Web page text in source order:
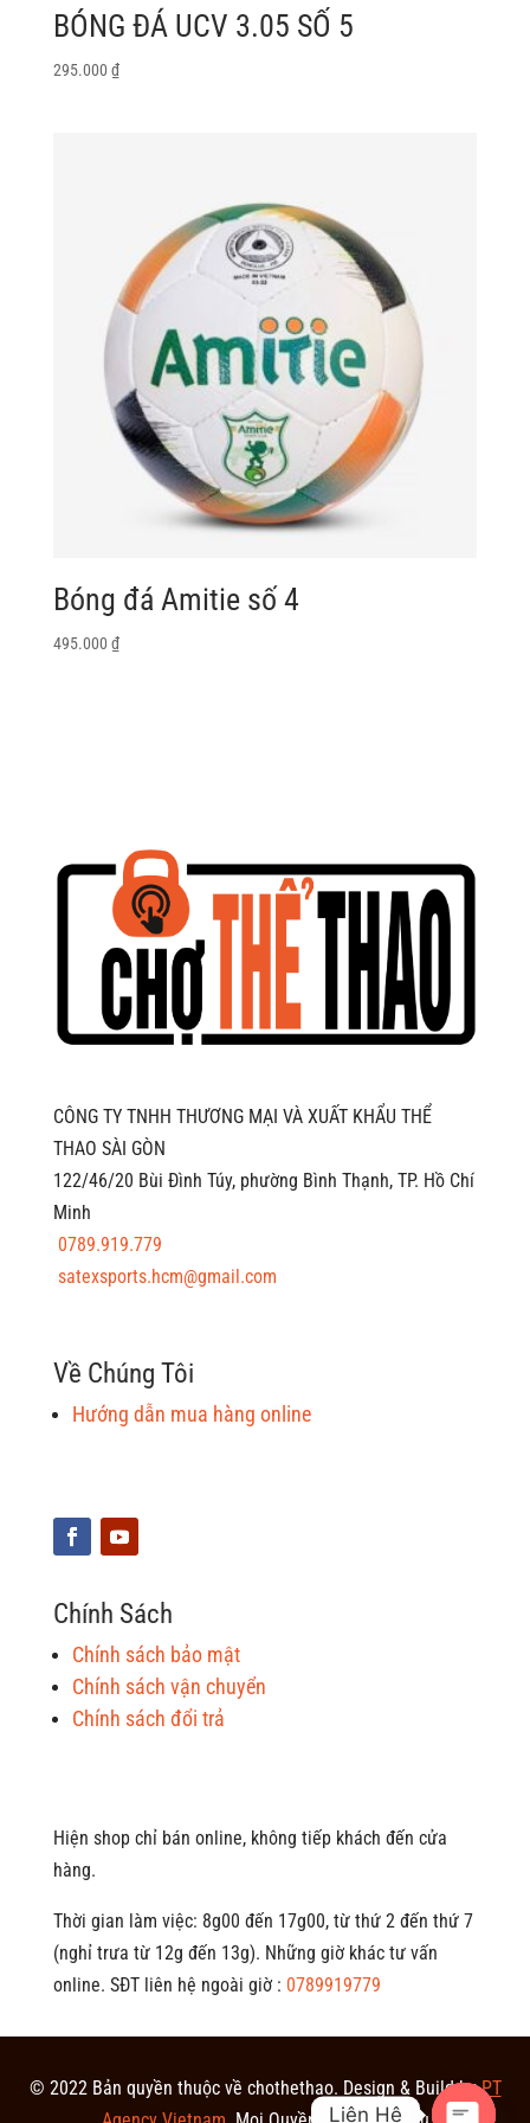
BÓNG ĐÁ UCV 3.05 SỐ 5
295.000 ₫
Bóng đá Amitie số 4
495.000 ₫
CÔNG TY TNHH THƯƠNG MẠI VÀ XUẤT KHẨU THỂ
THAO SÀI GÒN
122/46/20 Bùi Đình Túy, phường Bình Thạnh, TP. Hồ Chí
Minh
0789.919.779
satexsports.hcm@gmail.com
Về Chúng Tôi
Hướng dẫn mua hàng online
Chính Sách
Chính sách bảo mật
Chính sách vận chuyển
Chính sách đổi trả
Hiện shop chỉ bán online, không tiếp khách đến cửa
hàng.
Thời gian làm việc: 8g00 đến 17g00, từ thứ 2 đến thứ 7
(nghỉ trưa từ 12g đến 13g). Những giờ khác tư vấn
online. SĐT liên hệ ngoài giờ : 0789919779
© 2022 Bản quyền thuộc về chothethao. Design & Build byPT
Liên Hệ